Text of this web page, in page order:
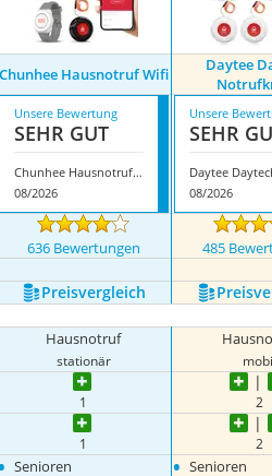
Chunhee Hausnotruf Wifi
Daytee
Unsere Bewertung
SEHR GUT
Chunhee Hausnotruf Wifi
08/2026
Unsere
SEHR
08/2026
636 Bewertungen 485
Preis­vergleich
Hausnotruf
stationär
1 2
1 2
Senioren • Senioren